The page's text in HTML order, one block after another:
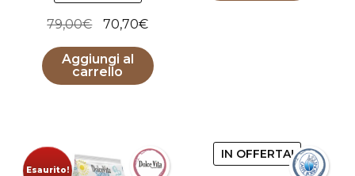
79,00€
prezzo
originale
era:
70,70€Il
attuale
è:
Aggiungi al
carrello
Esaurito!
IN OFFERTA!